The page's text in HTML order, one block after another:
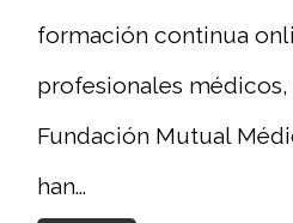
formación continua
profesionales
Fundación Mutual
han...